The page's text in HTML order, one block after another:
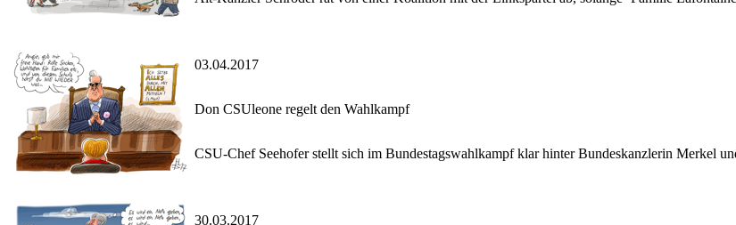
03.04.2017
Don CSUleone regelt den Wahlkampf
CSU-Chef Seehofer stellt sich im Bundestagswahlkampf klar hinter Bundeskanzlerin Merkel
30.03.2017